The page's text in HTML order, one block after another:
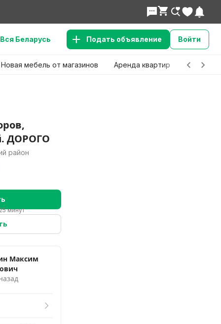
Вся Беларусь Подать объявление Войти
Новая мебель от магазинов Аренда квартир Детские
ДОРОГО
район
минут
Максим